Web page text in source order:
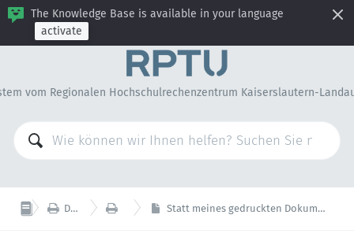
The Knowledge Base is available in your language
activate
vom Regionalen Hochschulrechenzentrum Kaiserslautern-
 Drucken, Kopieren, Scannen  DruckausgabeStatt meines gedruckten Dokumentes habe ich nur ein Deckblatt erhalten, auf dem „Kein Ausdruck“ angekreuzt war. Warum wurde mein Dokument nicht gedruckt?